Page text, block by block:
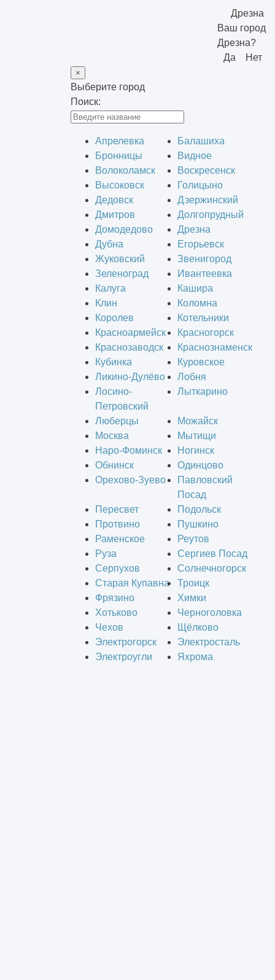
Дрезна
Ваш город
Дрезна?
Да
Нет
×
Выберите город
Поиск:
Апрелевка
Балашиха
Бронницы
Видное
Волоколамск
Воскресенск
Высоковск
Голицыно
Дедовск
Дзержинский
Дмитров
Долгопрудный
Домодедово
Дрезна
Дубна
Егорьевск
Жуковский
Звенигород
Зеленоград
Ивантеевка
Калуга
Кашира
Клин
Коломна
Королев
Котельники
Красноармейск
Красногорск
Краснозаводск
Краснознаменск
Кубинка
Куровское
Ликино-Дулёво
Лобня
Лосино-
Петровский
Лыткарино
Люберцы
Можайск
Москва
Мытищи
Наро-Фоминск
Ногинск
Обнинск
Одинцово
Орехово-Зуево
Павловский
Посад
Пересвет
Подольск
Протвино
Пушкино
Раменское
Реутов
Руза
Сергиев Посад
Серпухов
Солнечногорск
Старая Купавна
Троицк
Фрязино
Химки
Хотьково
Черноголовка
Чехов
Щёлково
Электрогорск
Электросталь
Электроугли
Яхрома